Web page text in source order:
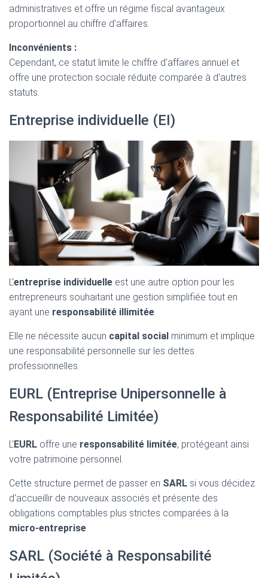
administratives et offre un régime fiscal avantageux
proportionnel au chiffre d'affaires.
Inconvénients :
Cependant, ce statut limite le chiffre d'affaires annuel et
offre une protection sociale réduite comparée à d'autres
statuts.
Entreprise individuelle (EI)
L'entreprise individuelle est une autre option pour les
entrepreneurs souhaitant une gestion simplifiée tout en
ayant une responsabilité illimitée.
Elle ne nécessite aucun capital social minimum et implique
une responsabilité personnelle sur les dettes
professionnelles.
EURL (Entreprise Unipersonnelle à
Responsabilité Limitée)
L'EURL offre une responsabilité limitée, protégeant ainsi
votre patrimoine personnel.
Cette structure permet de passer en SARL si vous décidez
d'accueillir de nouveaux associés et présente des
obligations comptables plus strictes comparées à la
micro-entreprise.
SARL (Société à Responsabilité